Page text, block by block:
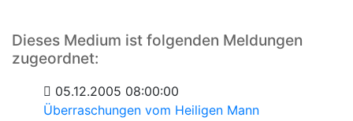
Dieses Medium ist folgenden Meldungen
zugeordnet:
05.12.2005 08:00:00
Überraschungen vom Heiligen Mann